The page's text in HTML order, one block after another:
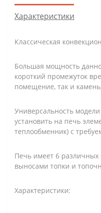
Характеристики
Классическая
Большая мощность
короткий промежуток
помещение, так и
Универсальность
установить на печь
теплообменник) с
Печь имеет 6
выносами топки и
Характеристики: